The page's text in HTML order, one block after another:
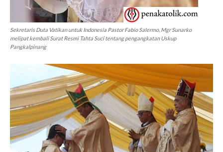
Sekretaris Duta Vatikan untuk Indonesia Pastor Fabio Salermo, Mgr Sunarko
melipat kembali Surat Resmi Tahta Suci tentang pengangkatan Uskup
Pangkalpinang